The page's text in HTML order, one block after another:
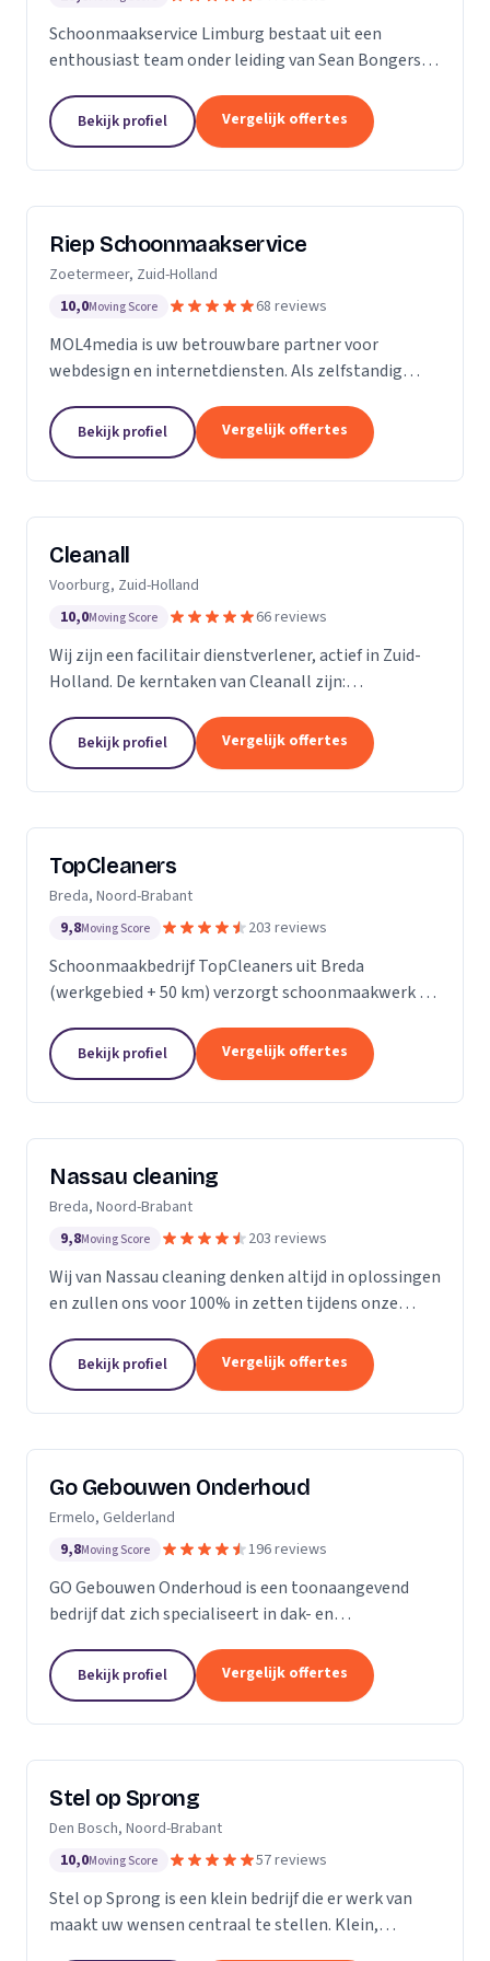
Schoonmaakservice Limburg bestaat uit een
enthousiast team onder leiding van Sean Bongers,
een aantal jaren in de schoonmaakbranche
werkzaam te...
Bekijk profiel Vergelijk offertes
Riep Schoonmaakservice
Zoetermeer, Zuid-Holland
10,0Moving Score 68 reviews
MOL4media is uw betrouwbare partner voor
webdesign en internetdiensten. Als zelfstandig
Content Management Systeem Joomla, zet ik, Ton
van der Helm,...
Bekijk profiel Vergelijk offertes
Cleanall
Voorburg, Zuid-Holland
10,0Moving Score 66 reviews
Wij zijn een facilitair dienstverlener, actief in Zuid-
Holland. De kerntaken van Cleanall zijn:
wij aanbieden in particulieren en zakelijke
omgevingen....
Bekijk profiel Vergelijk offertes
TopCleaners
Breda, Noord-Brabant
9,8Moving Score 203 reviews
Schoonmaakbedrijf TopCleaners uit Breda
(werkgebied + 50 km) verzorgt schoonmaakwerk bij
enthousiaste en vak geschoolde schoonmakers. Wij
leveren...
Bekijk profiel Vergelijk offertes
Nassau cleaning
Breda, Noord-Brabant
9,8Moving Score 203 reviews
Wij van Nassau cleaning denken altijd in oplossingen
en zullen ons voor 100% in zetten tijdens onze
Bekijk profiel Vergelijk offertes
Go Gebouwen Onderhoud
Ermelo, Gelderland
9,8Moving Score 196 reviews
GO Gebouwen Onderhoud is een toonaangevend
bedrijf dat zich specialiseert in dak- en
samenhangt. Met onze vakkundige aanpak zorgen
we ervoor dat uw pand...
Bekijk profiel Vergelijk offertes
Stel op Sprong
Den Bosch, Noord-Brabant
10,0Moving Score 57 reviews
Stel op Sprong is een klein bedrijf die er werk van
maakt uw wensen centraal te stellen. Klein,